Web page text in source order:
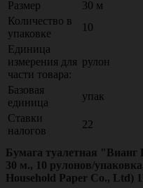
Размер
30 м
Количество в
упаковке
10
Единица
измерения для
части товара:
рулон
Базовая
единица
упак
Ставки
налогов
22
Бумага туалетная "Вианг
30 м., 10 рулонов/
Household Paper Co., Ltd)